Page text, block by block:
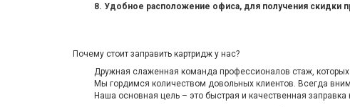
8. Удобное расположение офиса, для получения скидки
Почему стоит заправить картридж у нас?
Дружная слаженная команда профессионалов стаж,
Мы гордимся количеством довольных клиентов. Всегда
Наша основная цель – это быстрая и качественная